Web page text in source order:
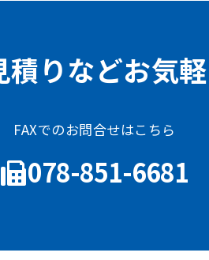
りなどお気
FAXでのお問合せはこちら
078-851-6681